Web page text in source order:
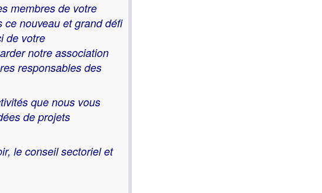
membres de votre
ce nouveau et grand défi
de votre
notre association
responsables des
que nous vous
de projets
le conseil sectoriel et